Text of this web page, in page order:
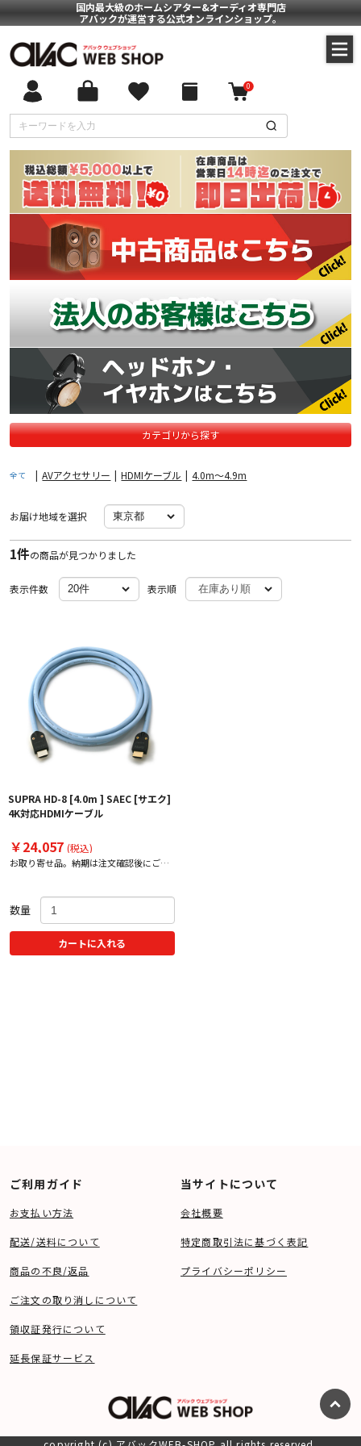
国内最大級のホームシアター&オーディオ専門店
アバックが運営する公式オンラインショップ。
0
カテゴリから探す
全て | AVアクセサリー | HDMIケーブル | 4.0m〜4.9m
お届け地域を選択
1件の商品が見つかりました
表示件数 表示順
SUPRA HD-8 [4.0m ] SAEC [サエク]
4K対応HDMIケーブル
￥24,057 (税込)
お取り寄せ品。納期は注文確認後にご案
数量
カートに入れる
ご利用ガイド
お支払い方法
配送/送料について
商品の不良/返品
ご注文の取り消しについて
領収証発行について
延長保証サービス
当サイトについて
会社概要
特定商取引法に基づく表記
プライバシーポリシー